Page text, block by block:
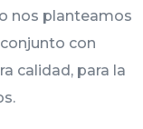
nos planteamos
con
calidad, para la